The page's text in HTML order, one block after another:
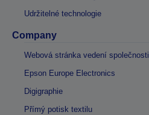
Udržitelné technologie
Company
Webová stránka vedení společnosti
Epson Europe Electronics
Digigraphie
Přímý potisk textilu